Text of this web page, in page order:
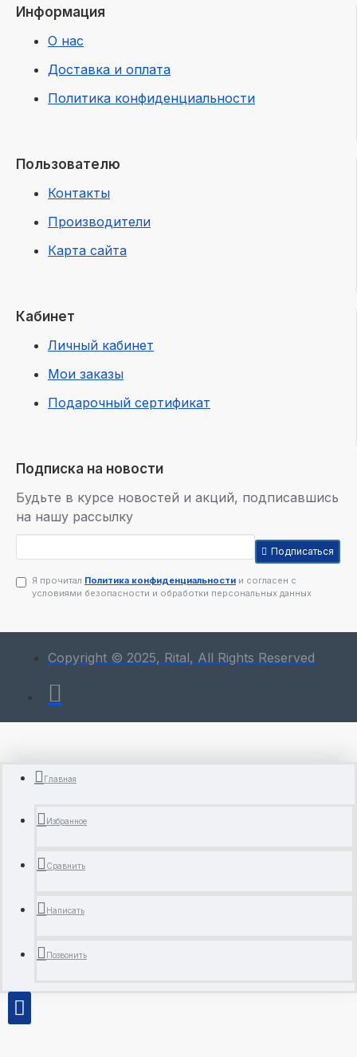
Информация
О нас
Доставка и оплата
Политика конфиденциальности
Пользователю
Контакты
Производители
Карта сайта
Кабинет
Личный кабинет
Мои заказы
Подарочный сертификат
Подписка на новости
Будьте в курсе новостей и акций, подписавшись
на нашу рассылку
Подписаться
Я прочитал Политика конфиденциальности и согласен с
условиями безопасности и обработки персональных данных
Copyright © 2025, Rital, All Rights Reserved
Главная
Избранное
Сравнить
Написать
Позвонить